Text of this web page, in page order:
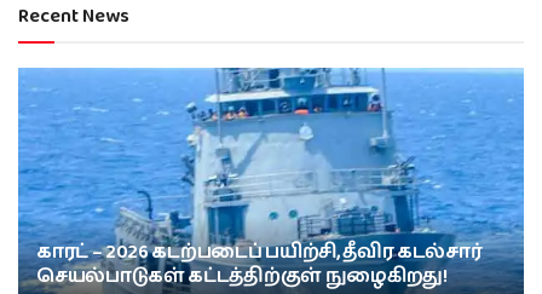
Recent News
காரட் – 2026 கடற்படைப் பயிற்சி, தீவிர கடல்சார்
செயல்பாடுகள் கட்டத்திற்குள் நுழைகிறது!